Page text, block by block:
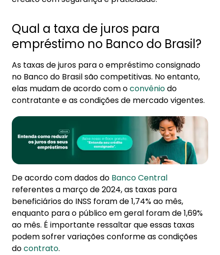
Qual a taxa de juros para
empréstimo no Banco do Brasil?
As taxas de juros para o empréstimo consignado
no Banco do Brasil são competitivas. No entanto,
elas mudam de acordo com oconvêniodo
contratante e as condições de mercado vigentes.
De acordo com dados do Banco Central
referentes a março de 2024, as taxas para
beneficiários do INSS foram de 1,74% ao mês,
enquanto para o público em geral foram de 1,69%
ao mês. É importante ressaltar que essas taxas
podem sofrer variações conforme as condições
docontrato.